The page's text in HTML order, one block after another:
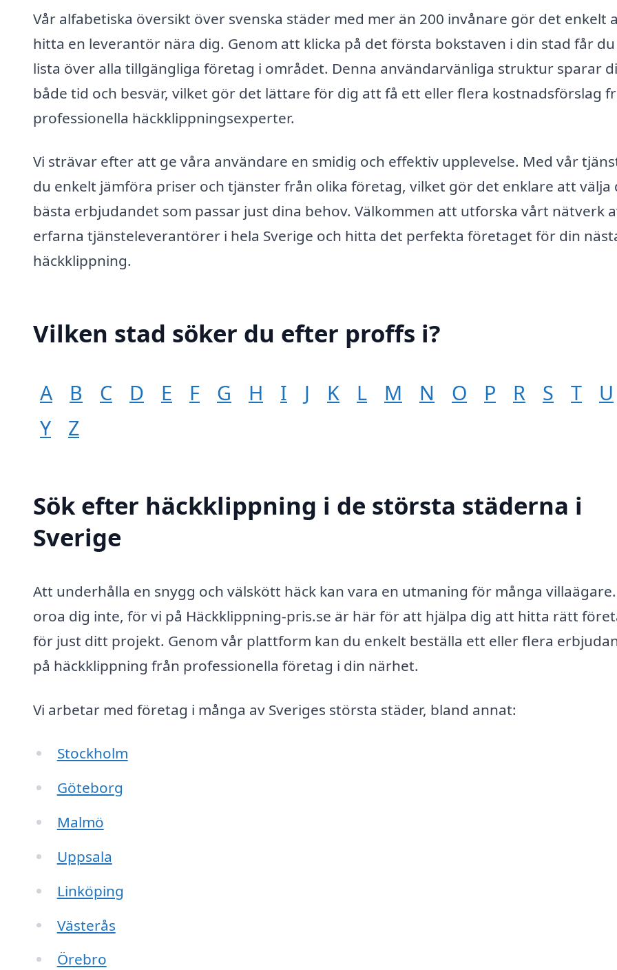
Vår alfabetiska översikt över svenska städer med mer än 200 invånare gör det enkelt
hitta en leverantör nära dig. Genom att klicka på det första bokstaven i din stad får
lista över alla tillgängliga företag i området. Denna användarvänliga struktur sparar
både tid och besvär, vilket gör det lättare för dig att få ett eller flera kostnadsförslag
professionella häckklippningsexperter.
Vi strävar efter att ge våra användare en smidig och effektiv upplevelse. Med vår
du enkelt jämföra priser och tjänster från olika företag, vilket gör det enklare att välja
bästa erbjudandet som passar just dina behov. Välkommen att utforska vårt nätverk
erfarna tjänsteleverantörer i hela Sverige och hitta det perfekta företaget för din
häckklippning.
Vilken stad söker du efter proffs i?
A B C D E F G H I J K L M N O P R S T U
Y
Z
Sök efter häckklippning i de största städerna i
Sverige
Att underhålla en snygg och välskött häck kan vara en utmaning för många
oroa dig inte, för vi på Häckklippning-pris.se är här för att hjälpa dig att hitta rätt
för just ditt projekt. Genom vår plattform kan du enkelt beställa ett eller flera
på häckklippning från professionella företag i din närhet.
Vi arbetar med företag i många av Sveriges största städer, bland annat:
Stockholm
Göteborg
Malmö
Uppsala
Linköping
Västerås
Örebro